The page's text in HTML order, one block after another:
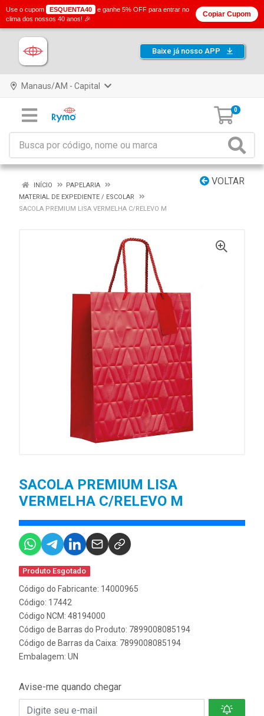
Baixe já nosso APP
Manaus/AM - Capital
0
VOLTAR
INÍCIO
PAPELARIA
MATERIAL DE EXPEDIENTE / ESCOLAR
SACOLA PREMIUM LISA VERMELHA C/RELEVO M
SACOLA PREMIUM LISA
VERMELHA C/RELEVO M
Produto Esgotado
Código do Fabricante: 14000965
Código: 17442
Código NCM: 48194000
Código de Barras do Produto: 7899008085194
Código de Barras da Caixa: 7899008085194
Embalagem: UN
Avise-me quando chegar
Use o cupom ESQUENTA40
e ganhe 5% OFF para entrar no
clima dos nossos 40 anos! 🎉
Copiar Cupom